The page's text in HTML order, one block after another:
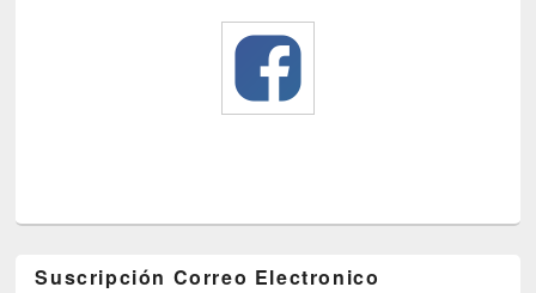
Suscripción Correo Electronico